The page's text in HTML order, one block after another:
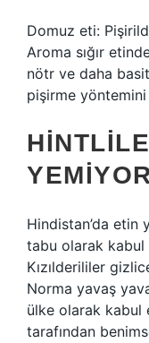
Domuz eti:
Aroma sığır
nötr ve daha
pişirme
Hindistan’da
tabu olarak kabul
Kızılderililer
Norma yavaş
ülke olarak kabul
tarafından